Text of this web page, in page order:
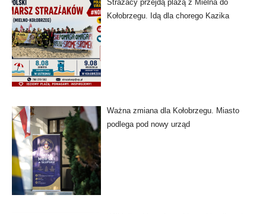
Strażacy przejdą plażą z Mielna do
Kołobrzegu. Idą dla chorego Kazika
Ważna zmiana dla Kołobrzegu. Miasto
podlega pod nowy urząd